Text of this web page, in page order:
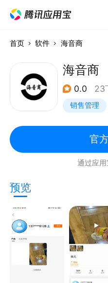
首页 软件 海音商
海音商
0.0 23
销售管理
官
通过应
预览